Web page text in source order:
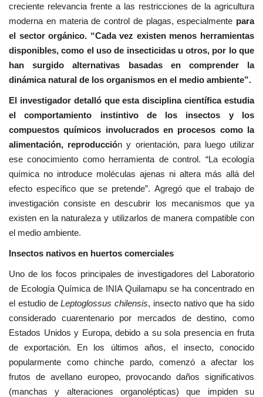
creciente relevancia frente a las restricciones de la agricultura
moderna en materia de control de plagas, especialmente para
el sector orgánico. “Cada vez existen menos herramientas
disponibles, como el uso de insecticidas u otros, por lo que
han surgido alternativas basadas en comprender la
dinámica natural de los organismos en el medio ambiente”.
El investigador detalló que esta disciplina científica estudia
el comportamiento instintivo de los insectos y los
compuestos químicos involucrados en procesos como la
alimentación, reproducción y orientación, para luego utilizar
ese conocimiento como herramienta de control. “La ecología
química no introduce moléculas ajenas ni altera más allá del
efecto específico que se pretende”. Agregó que el trabajo de
investigación consiste en descubrir los mecanismos que ya
existen en la naturaleza y utilizarlos de manera compatible con
el medio ambiente.
Insectos nativos en huertos comerciales
Uno de los focos principales de investigadores del Laboratorio
de Ecología Química de INIA Quilamapu se ha concentrado en
el estudio deLeptoglossus chilensis, insecto nativo que ha sido
considerado cuarentenario por mercados de destino, como
Estados Unidos y Europa, debido a su sola presencia en fruta
de exportación. En los últimos años, el insecto, conocido
popularmente como chinche pardo, comenzó a afectar los
frutos de avellano europeo, provocando daños significativos
(manchas y alteraciones organolépticas) que impiden su